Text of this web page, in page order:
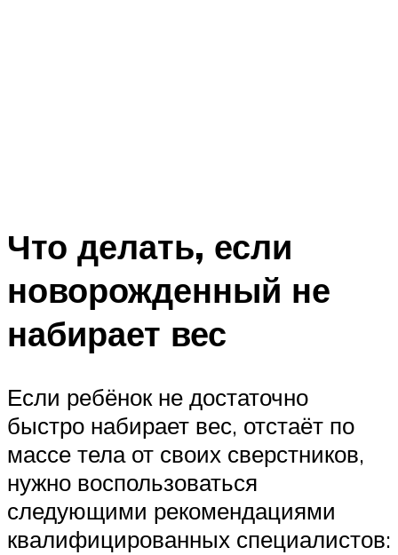
Что делать, если
новорожденный не
набирает вес
Если ребёнок не достаточно
быстро набирает вес, отстаёт по
массе тела от своих сверстников,
нужно воспользоваться
следующими рекомендациями
квалифицированных специалистов: